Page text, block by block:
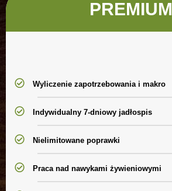
PREMIUM
Wyliczenie zapotrzebowania i makro
Indywidualny 7-dniowy jadłospis
Nielimitowane poprawki
Praca nad nawykami żywieniowymi